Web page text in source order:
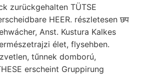
zurückgehalten TÜTSE
HEER. részletesen छप
Anst. Kustura Kalkes
erscheint Gruppirung